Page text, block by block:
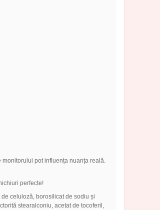
pot influența nuanța reală.
perfecte!
celuloză, borosilicat de sodiu și
stearalconiu, acetat de tocoferil,